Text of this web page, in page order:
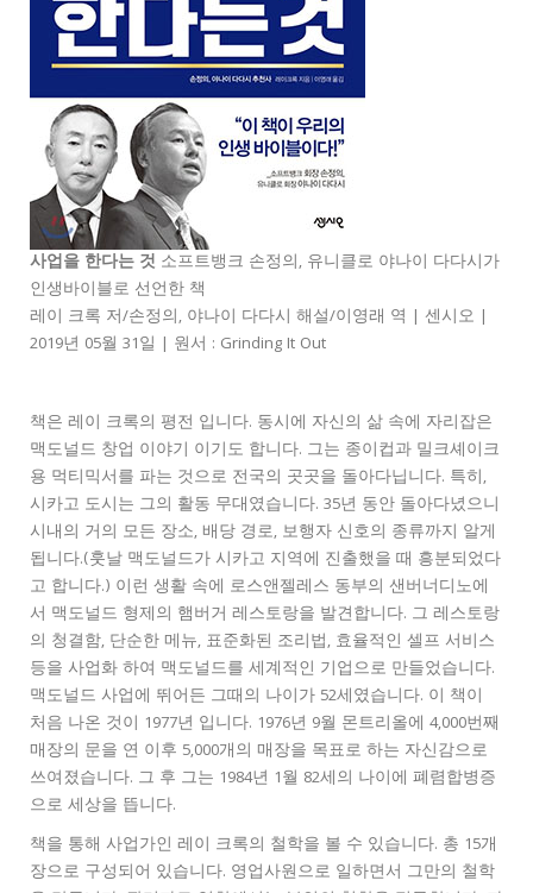
사업을 한다는 것 소프트뱅크 손정의, 유니클로 야나이 다다시가
인생바이블로 선언한 책
레이 크록 저/손정의, 야나이 다다시 해설/이영래 역 | 센시오 |
2019년 05월 31일 | 원서 : Grinding It Out
책은 레이 크록의 평전 입니다. 동시에 자신의 삶 속에 자리잡은
맥도널드 창업 이야기 이기도 합니다. 그는 종이컵과 밀크셰이크
용 먹티믹서를 파는 것으로 전국의 곳곳을 돌아다닙니다. 특히,
시카고 도시는 그의 활동 무대였습니다. 35년 동안 돌아다녔으니
시내의 거의 모든 장소, 배당 경로, 보행자 신호의 종류까지 알게
됩니다.(훗날 맥도널드가 시카고 지역에 진출했을 때 흥분되었다
고 합니다.) 이런 생활 속에 로스앤젤레스 동부의 샌버너디노에
서 맥도널드 형제의 햄버거 레스토랑을 발견합니다. 그 레스토랑
의 청결함, 단순한 메뉴, 표준화된 조리법, 효율적인 셀프 서비스
등을 사업화 하여 맥도널드를 세계적인 기업으로 만들었습니다.
맥도널드 사업에 뛰어든 그때의 나이가 52세였습니다. 이 책이
처음 나온 것이 1977년 입니다. 1976년 9월 몬트리올에 4,000번째
매장의 문을 연 이후 5,000개의 매장을 목표로 하는 자신감으로
쓰여졌습니다. 그 후 그는 1984년 1월 82세의 나이에 폐렴합병증
으로 세상을 뜹니다.
책을 통해 사업가인 레이 크록의 철학을 볼 수 있습니다. 총 15개
장으로 구성되어 있습니다. 영업사원으로 일하면서 그만의 철학